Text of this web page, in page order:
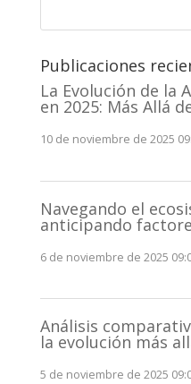
Publicaciones
La Evolución de la
en 2025: Más Allá
10 de noviembre de 2025
Navegando el
anticipando
6 de noviembre de 2025
Análisis
la evolución más
5 de noviembre de 2025